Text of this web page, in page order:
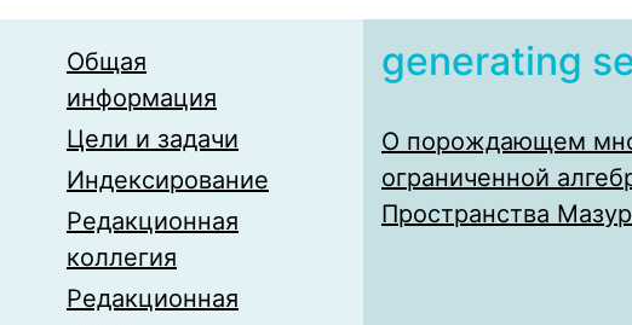
Общая
информация
Цели и задачи
Индексирование
Редакционная
коллегия
Редакционная
generating
О порождающем
ограниченной
Пространства